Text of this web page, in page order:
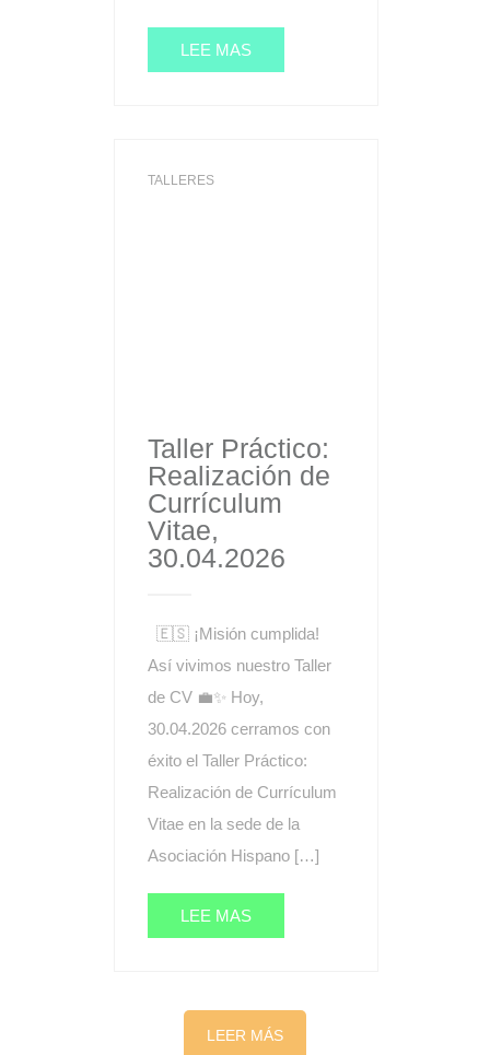
LEE MAS
TALLERES
Taller Práctico:
Realización de
Currículum
Vitae,
30.04.2026
🇪🇸 ¡Misión cumplida!
Así vivimos nuestro Taller
de CV 💼✨ Hoy,
30.04.2026 cerramos con
éxito el Taller Práctico:
Realización de Currículum
Vitae en la sede de la
Asociación Hispano […]
LEE MAS
LEER MÁS